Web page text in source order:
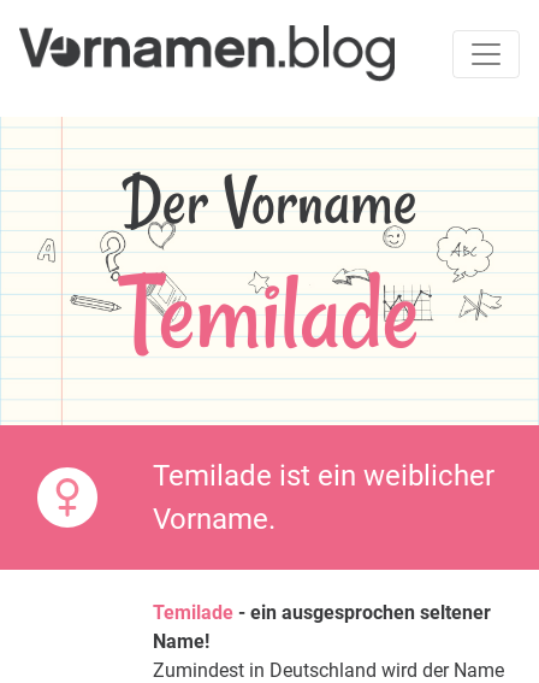
Der Vorname
Temilade
Temilade ist ein weiblicher
Vorname.
Temilade - ein ausgesprochen seltener
Name!
Zumindest in Deutschland wird der Name